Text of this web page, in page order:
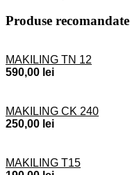
Produse recomandate
MAKILING TN 12
590,00 lei
MAKILING CK 240
250,00 lei
MAKILING T15